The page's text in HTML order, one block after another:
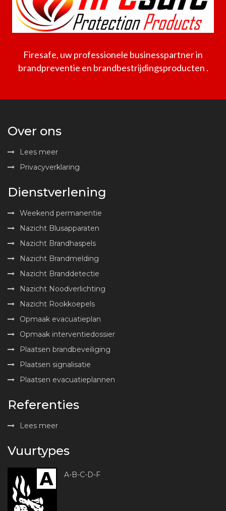
Firesafe, uw professionele businesspartner in
brandpreventie en brandbestrijdingsproducten .
Over ons
Lees meer
Privacyverklaring
Dienstverlening
Weekend permanentie
Nazicht Blusapparaten
Nazicht Brandhaspels
Nazicht Brandmelding
Nazicht Branddetectie
Nazicht Noodverlichting
Nazicht Rookkoepels
Opmaak evacuatieplan
Opmaak interventiedossier
Plaatsen brandbeveiliging
Plaatsen signalisatie
Plaatsen evacuatieplannen
Referenties
Lees meer
Vuurtypes
A-B-C-D-F